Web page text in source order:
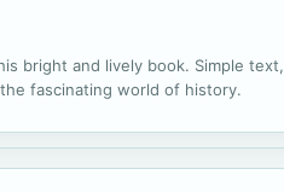
bright and lively book. Simple text,
fascinating world of history.